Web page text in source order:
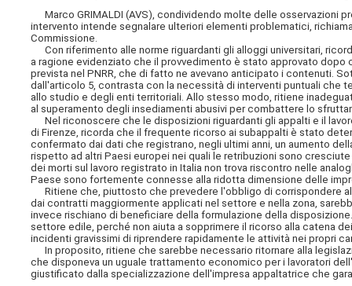
Marco GRIMALDI (AVS), condividendo molte delle osservazioni
intervento intende segnalare ulteriori elementi problematici,
Commissione.
Con riferimento alle norme riguardanti gli alloggi universitari,
a ragione evidenziato che il provvedimento è stato approvato
prevista nel PNRR, che di fatto ne avevano anticipato i contenuti.
dall'articolo 5, contrasta con la necessità di interventi puntuali che
allo studio e degli enti territoriali. Allo stesso modo, ritiene
al superamento degli insediamenti abusivi per combattere lo
Nel riconoscere che le disposizioni riguardanti gli appalti e il
di Firenze, ricorda che il frequente ricorso ai subappalti è stato
confermato dai dati che registrano, negli ultimi anni, un aumento
rispetto ad altri Paesi europei nei quali le retribuzioni sono
dei morti sul lavoro registrato in Italia non trova riscontro nelle
Paese sono fortemente connesse alla ridotta dimensione delle
Ritiene che, piuttosto che prevedere l'obbligo di corrispondere
dai contratti maggiormente applicati nel settore e nella zona,
invece rischiano di beneficiare della formulazione della
settore edile, perché non aiuta a sopprimere il ricorso alla catena
incidenti gravissimi di riprendere rapidamente le attività nei propri
In proposito, ritiene che sarebbe necessario ritornare alla
che disponevaun uguale trattamento economico per i lavoratori
giustificato dalla specializzazione dell'impresa appaltatrice che